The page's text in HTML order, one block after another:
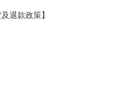
退款政策】